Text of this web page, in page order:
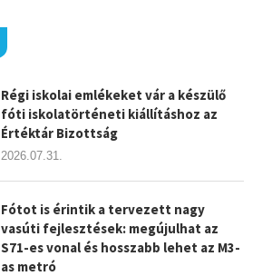
Régi iskolai emlékeket vár a készülő
fóti iskolatörténeti kiállításhoz az
Értéktár Bizottság
2026.07.31.
Fótot is érintik a tervezett nagy
vasúti fejlesztések: megújulhat az
S71-es vonal és hosszabb lehet az M3-
as metró